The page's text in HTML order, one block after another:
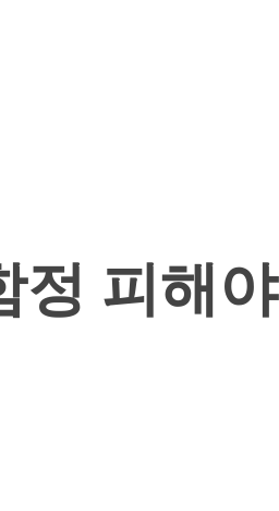
정 피해야